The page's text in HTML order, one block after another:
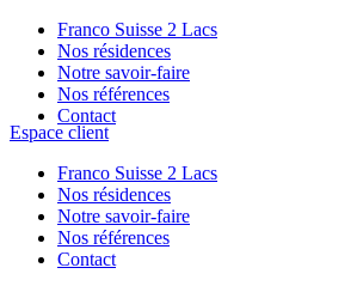
Franco Suisse 2 Lacs
Nos résidences
Notre savoir-faire
Nos références
Contact
Espace client
Franco Suisse 2 Lacs
Nos résidences
Notre savoir-faire
Nos références
Contact